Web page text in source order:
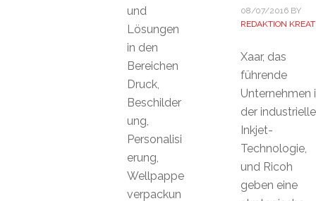
08/07/2016BY
REDAKTION
Xaar, das
führende
Unternehmen
der
Inkjet-
Technologie,
und Ricoh
geben eine
und
Lösungen
in den
Bereichen
Druck,
Beschilder
ung,
Personalisi
erung,
Wellpappe
verpackun